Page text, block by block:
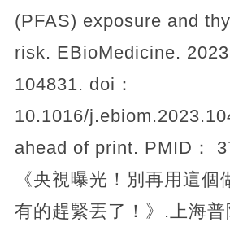
(PFAS) exposure and
risk. EBioMedicine. 2023
104831. doi：
10.1016/
ahead of print. PMID：
《央視曝光！別再用這個
有的趕緊丟了！》.上海